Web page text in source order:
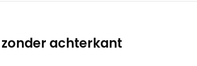
achterkant